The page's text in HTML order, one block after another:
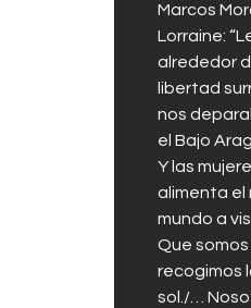
Marcos
Lorraine:
alrededor
libertad
nos
el Bajo
Y las
alimenta el
mundo a
Que
recogimos
sol./…